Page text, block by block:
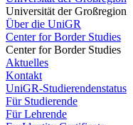
Universität der Großregion
Über die UniGR
Center for Border Studies
Center for Border Studies
Aktuelles
Kontakt
UniGR-Studierendenstatus
Für Studierende
Für Lehrende